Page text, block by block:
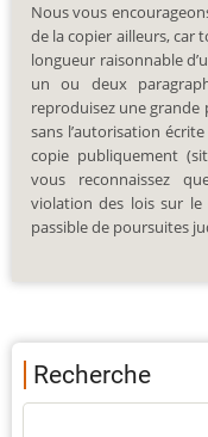
Nous vous
de la copier ailleurs, car
longueur raisonnable
un ou deux
reproduisez une
sans l’autorisation
copie publiquement
vous reconnaissez
violation des lois sur le
passible de poursuites
Recherche